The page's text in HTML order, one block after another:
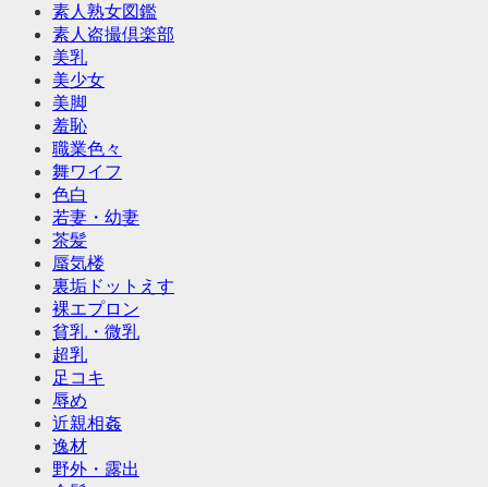
素人熟女図鑑
素人盗撮倶楽部
美乳
美少女
美脚
羞恥
職業色々
舞ワイフ
色白
若妻・幼妻
茶髪
蜃気楼
裏垢ドットえす
裸エプロン
貧乳・微乳
超乳
足コキ
辱め
近親相姦
逸材
野外・露出